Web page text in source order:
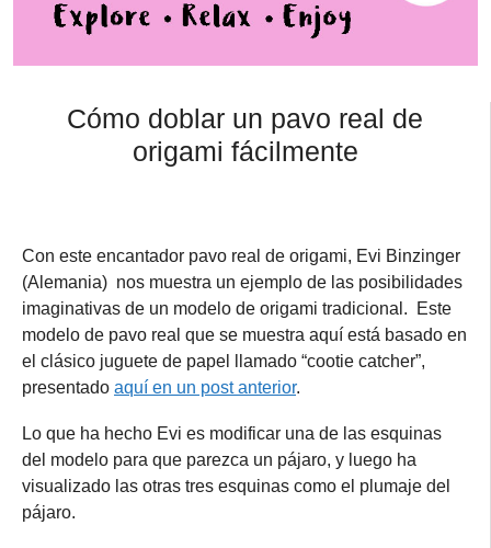
Cómo doblar un pavo real de
origami fácilmente
Con este encantador pavo real de origami, Evi Binzinger
(Alemania) nos muestra un ejemplo de las posibilidades
imaginativas de un modelo de origami tradicional. Este
modelo de pavo real que se muestra aquí está basado en
el clásico juguete de papel llamado “cootie catcher”,
presentado aquí en un post anterior.
Lo que ha hecho Evi es modificar una de las esquinas
del modelo para que parezca un pájaro, y luego ha
visualizado las otras tres esquinas como el plumaje del
pájaro.